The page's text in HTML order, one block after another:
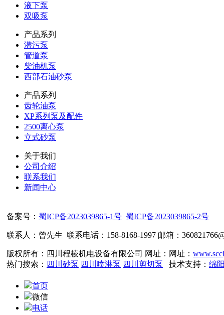
液下泵
双吸泵
产品系列
潜污泵
管道泵
柴油机泵
西部石油砂泵
产品系列
齿轮油泵
XP系列泵及配件
2500离心泵
立式砂泵
关于我们
公司介绍
联系我们
新闻中心
备案号： 蜀ICP备2023039865-1号 蜀ICP备2023039865-2号
联系人：曾先生 联系电话：158-8168-1997 邮箱：
版权所有：四川程棱机电设备有限公司 网址：网址：
热门搜索： 四川砂泵 四川喷淋泵 四川剪切泵 技术支持： 绵
首页
微信
电话